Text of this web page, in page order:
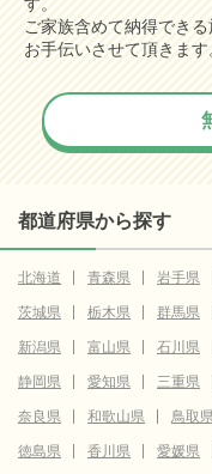
ご家族含めて納得でき
お手伝いさせて頂きます
都道府県から探す
北海道 青森県 岩手県
茨城県
栃木県 群馬県
新潟県
富山県 石川県
静岡県
愛知県 三重県
奈良県
和歌山県 鳥取
徳島県
香川県 愛媛県